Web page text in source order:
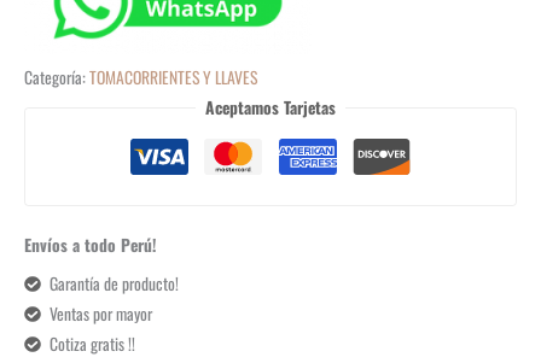
Categoría:TOMACORRIENTES Y LLAVES
Aceptamos Tarjetas
Envíos a todo Perú!
Garantía de producto!
Ventas por mayor
Cotiza gratis !!